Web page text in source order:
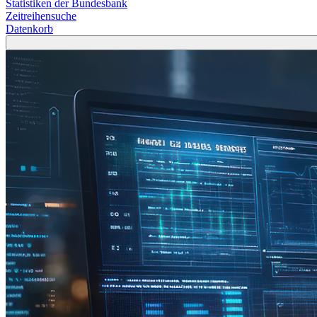
Statistiken der Bundesbank
Zeitreihensuche
Datenkorb